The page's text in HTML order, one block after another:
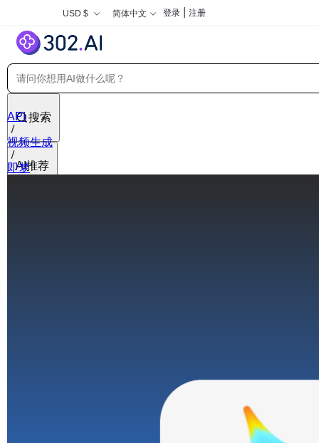
USD $ 简体中文 登录 注册
搜索
AI推荐
API
视频生成
即梦